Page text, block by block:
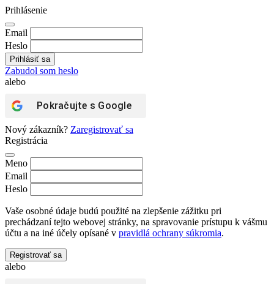
Prihlásenie
Email
Heslo
Zabudol som heslo
alebo
Pokračujte s Google
Nový zákazník? Zaregistrovať sa
Registrácia
Meno
Email
Heslo
Vaše osobné údaje budú použité na zlepšenie zážitku pri
prechádzaní tejto webovej stránky, na spravovanie prístupu k vášmu
účtu a na iné účely opísané v pravidlá ochrany súkromia.
Registrovať sa
alebo